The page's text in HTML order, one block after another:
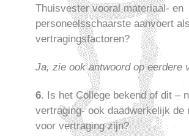
Thuisvester vooral materiaal- en
personeelsschaarste aanvoert als
vertragingsfactoren?
Ja, zie ook antwoord op eerdere
6. Is het College bekend of dit –
vertraging- ook daadwerkelijk de
voor vertraging zijn?